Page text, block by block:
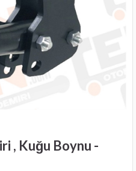
, Kuğu Boynu -